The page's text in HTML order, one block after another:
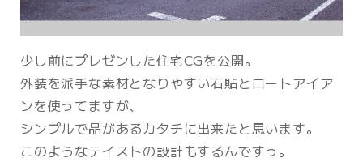
少し前にプレゼンした住宅CGを公開。
外装を派手な素材となりやすい石貼とロートアイア
ンを使ってますが、
シンプルで品があるカタチに出来たと思います。
このようなテイストの設計もするんですっ。